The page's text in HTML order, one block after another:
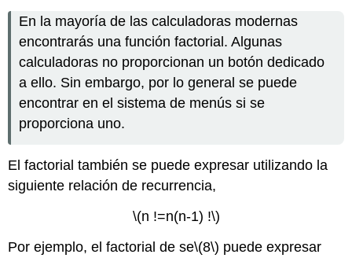
En la mayoría de las calculadoras modernas
encontrarás una función factorial. Algunas
calculadoras no proporcionan un botón dedicado
a ello. Sin embargo, por lo general se puede
encontrar en el sistema de menús si se
proporciona uno.
El factorial también se puede expresar utilizando la
siguiente relación de recurrencia,
\(n !=n(n-1) !\)
Por ejemplo, el factorial de se\(8\) puede expresar